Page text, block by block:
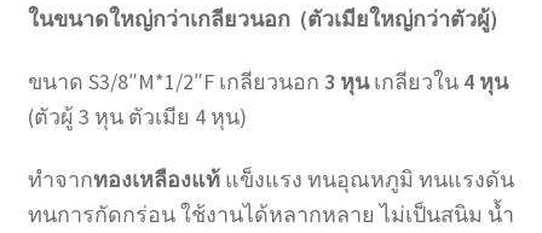
ในขนาดใหญ่กว่าเกลียวนอก (ตัวเมียใหญ่กว่าตัวผู้)
ขนาด S3/8″M*1/2″F เกลียวนอก 3 หุนเกลียวใน 4 หุน
(ตัวผู้ 3 หุน ตัวเมีย 4 หุน)
ทำจากทองเหลืองแท้แข็งแรง ทนอุณหภูมิ ทนแรงดัน
ทนการกัดกร่อน ใช้งานได้หลากหลาย ไม่เป็นสนิม น้ำ